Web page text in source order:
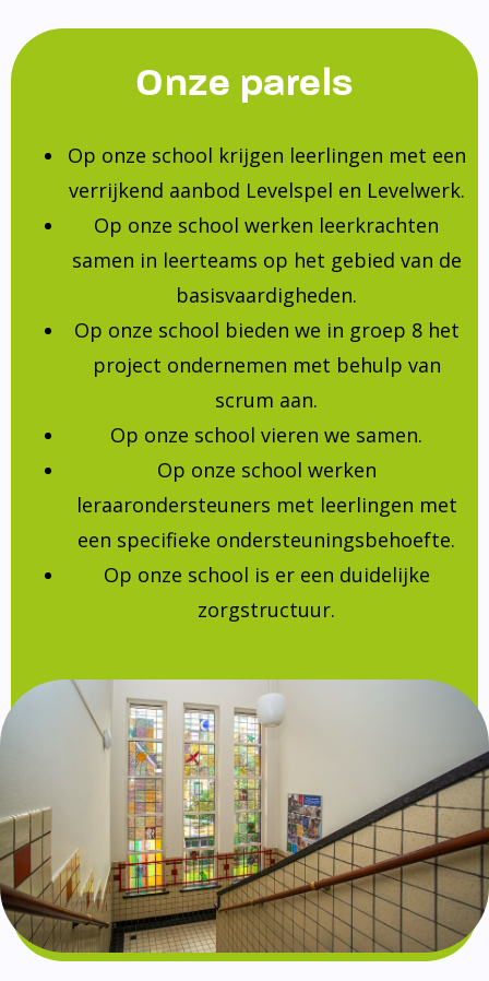
Onze parels
Op onze school krijgen leerlingen met een
verrijkend aanbod Levelspel en Levelwerk.
Op onze school werken leerkrachten
samen in leerteams op het gebied van de
basisvaardigheden.
Op onze school bieden we in groep 8 het
project ondernemen met behulp van
scrum aan.
Op onze school vieren we samen.
Op onze school werken
leraarondersteuners met leerlingen met
een specifieke ondersteuningsbehoefte.
Op onze school is er een duidelijke
zorgstructuur.